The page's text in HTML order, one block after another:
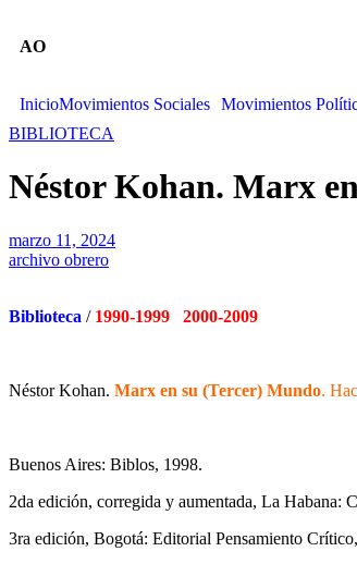
AO
InicioMovimientos Sociales Movimientos
BIBLIOTECA
Néstor Kohan. Marx
marzo 11, 2024
archivo obrero
Biblioteca / 1990-1999 2000-2009
Néstor Kohan. Marx en su (Tercer) Mundo.
Buenos Aires: Biblos, 1998.
2da edición, corregida y aumentada, La Habana:
3ra edición, Bogotá: Editorial Pensamiento